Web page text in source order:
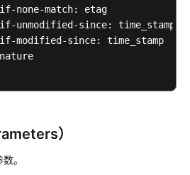
none-match: etag
unmodified-since: time_stamp
modified-since: time_stamp
）
。